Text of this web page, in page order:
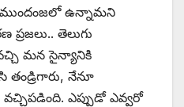
ఉన్నామని
తెలుగు
మన సైన్యానికి
తండ్రిగారు, నేనూ
ఎప్పుడో ఎవ్వరో